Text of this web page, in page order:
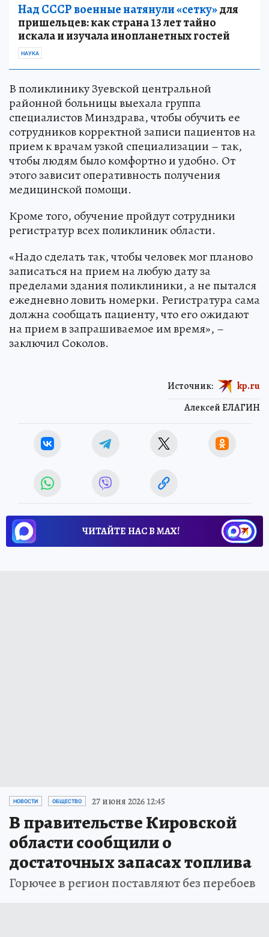
Над СССР военные натянули «сетку»для
пришельцев: как страна 13 лет тайно
искала и изучала инопланетных гостей
НАУКА
В поликлинику Зуевской центральной
районной больницы выехала группа
специалистов Минздрава, чтобы обучить ее
сотрудников корректной записи пациентов на
прием к врачам узкой специализации – так,
чтобы людям было комфортно и удобно. От
этого зависит оперативность получения
медицинской помощи.
Кроме того, обучение пройдут сотрудники
регистратур всех поликлиник области.
«Надо сделать так, чтобы человек мог планово
записаться на прием на любую дату за
пределами здания поликлиники, а не пытался
ежедневно ловить номерки. Регистратура сама
должна сообщать пациенту, что его ожидают
на прием в запрашиваемое им время», –
заключил Соколов.
Алексей ЕЛАГИН
Источник: kp.ru
ЧИТАЙТЕ НАС В МАХ!
НОВОСТИ ОБЩЕСТВО 27 июня 2026 12:45
В правительстве Кировской
области сообщили о
достаточных запасах топлива
Горючее в регион поставляют без перебоев